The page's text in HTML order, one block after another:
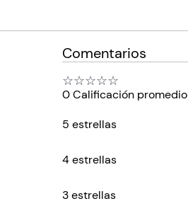
Comentarios
☆☆☆☆☆
0 Calificación promedio
5 estrellas
4 estrellas
3 estrellas